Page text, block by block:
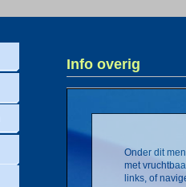
Info overig
Onder dit
met
links, of